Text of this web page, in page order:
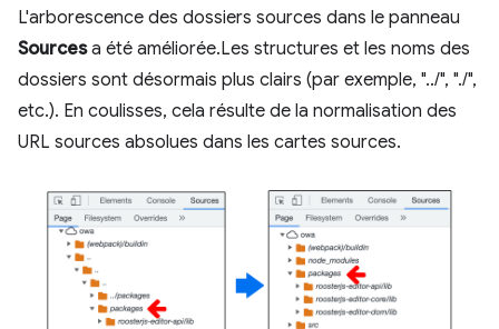
L'arborescence des dossiers sources dans le panneau
Sourcesa été améliorée.Les structures et les noms des
dossiers sont désormais plus clairs (par exemple, "../", "./",
etc.). En coulisses, cela résulte de la normalisation des
URL sources absolues dans les cartes sources.